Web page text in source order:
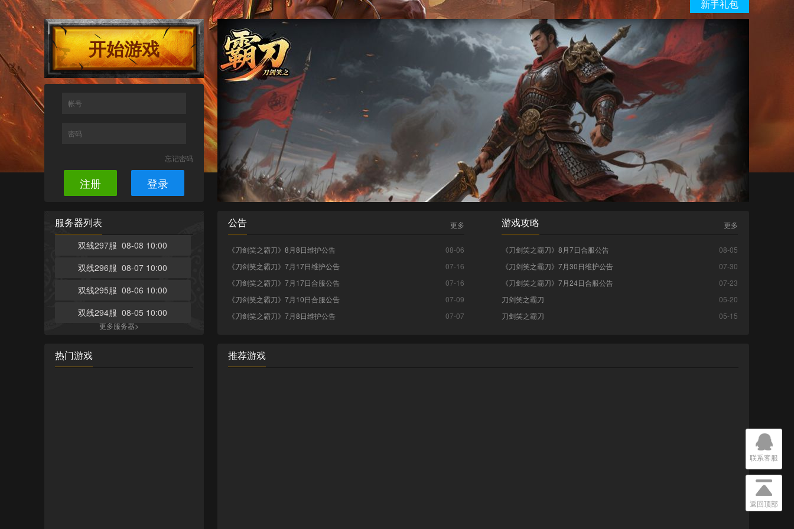
开始游戏
帐号
密码
忘记密码
注册 登录
服务器列表
双线297服 08-08 10:00
双线296服 08-07 10:00
双线295服 08-06 10:00
双线294服 08-05 10:00
更多服务器>
热门游戏
新手礼包
公告 更多
08-06
《刀剑笑之霸刀》8月8日维护公告
07-16
《刀剑笑之霸刀》7月17日维护公告
07-16
《刀剑笑之霸刀》7月17日合服公告
07-09
《刀剑笑之霸刀》7月10日合服公告
07-07
《刀剑笑之霸刀》7月8日维护公告
游戏攻略 更多
08-05
《刀剑笑之霸刀》8月7日合服公告
07-30
《刀剑笑之霸刀》7月30日维护公告
07-23
《刀剑笑之霸刀》7月24日合服公告
05-20
刀剑笑之霸刀
05-15
刀剑笑之霸刀
推荐游戏
联系客服
返回顶部